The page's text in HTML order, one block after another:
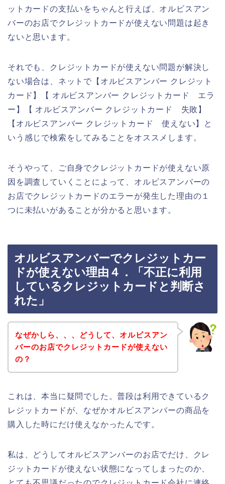
ットカードの支払いをちゃんと行えば、オルビスアン
バーのお店でクレジットカードが使えない問題は起き
ないと思います。
それでも、クレジットカードが使えない問題が解決し
ない場合は、ネットで【オルビスアンバー クレジット
カード】【 オルビスアンバー クレジットカード エラ
ー】【 オルビスアンバー クレジットカード 失敗】
【オルビスアンバー クレジットカード 使えない】と
いう感じで検索をしてみることをオススメします。
そうやって、ご自身でクレジットカードが使えない原
因を調査していくことによって、オルビスアンバーの
お店でクレジットカードのエラーが発生した理由の１
つに未払いがあることが分かると思います。
オルビスアンバーでクレジットカー
ドが使えない理由４．「不正に利用
しているクレジットカードと判断さ
れた」
なぜかしら、、、どうして、オルビスアン
バーのお店でクレジットカードが使えない
の？
これは、本当に疑問でした。普段は利用できているク
レジットカードが、なぜかオルビスアンバーの商品を
購入した時にだけ使えなかったんです。
私は、どうしてオルビスアンバーのお店でだけ、クレ
ジットカードが使えない状態になってしまったのか、